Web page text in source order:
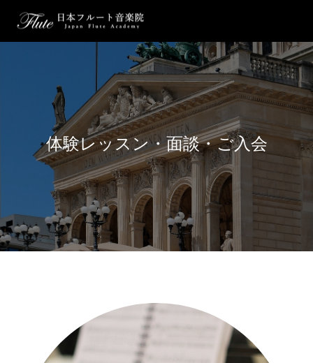
体験レッスン・面談・ご入会